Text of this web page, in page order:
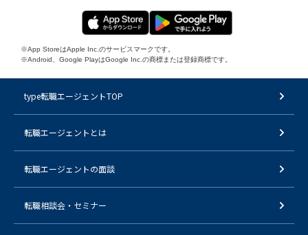
※App StoreはApple Inc.のサービスマークです。
※Android、Google PlayはGoogle Inc.の商標または登録商標です。
type転職エージェントTOP
転職エージェントとは
転職エージェントの面談
転職相談会・セミナー